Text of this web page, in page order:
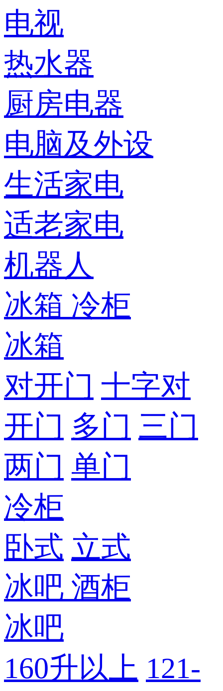
电视
热水器
厨房电器
电脑及外设
生活家电
适老家电
机器人
冰箱 冷柜
冰箱
对开门 十字对
开门 多门 三门
两门 单门
冷柜
卧式 立式
冰吧 酒柜
冰吧
160升以上 121-